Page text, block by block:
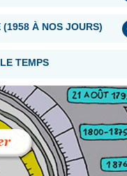
(1958 À NOS JOURS)
TEMPS